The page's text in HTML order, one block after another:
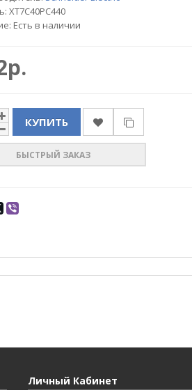
XT7C40PC440
Есть в наличии
КУПИТЬ
БЫСТРЫЙ ЗАКАЗ
Личный Кабинет